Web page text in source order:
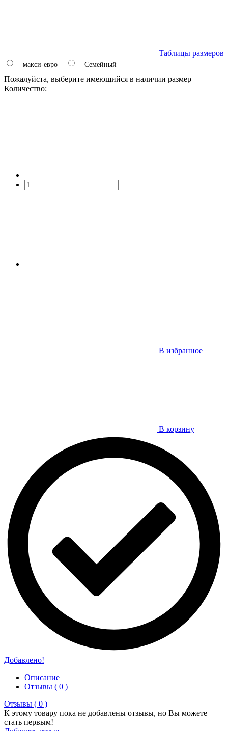
Таблицы размеров
макси-евро Семейный
Пожалуйста, выберите имеющийся в наличии размер
Количество:
В избранное
В корзину
Добавлено!
Описание
Отзывы ( 0 )
Отзывы ( 0 )
К этому товару пока не добавлены отзывы, но Вы можете
стать первым!